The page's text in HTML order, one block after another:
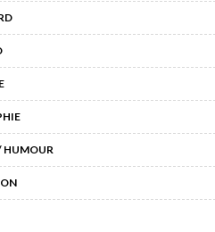
HUMOUR